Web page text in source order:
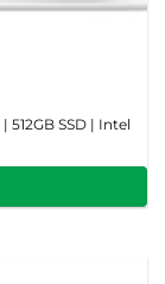
512GB SSD | Intel